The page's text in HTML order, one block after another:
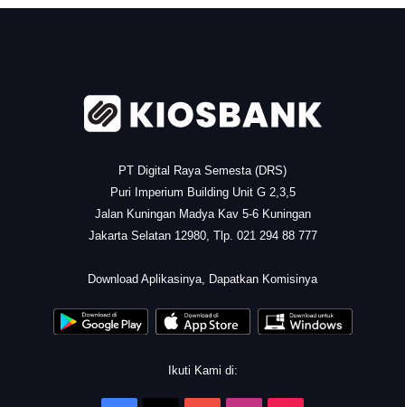
PT Digital Raya Semesta (DRS)
Puri Imperium Building Unit G 2,3,5
Jalan Kuningan Madya Kav 5-6 Kuningan
Jakarta Selatan 12980, Tlp. 021 294 88 777
Download Aplikasinya, Dapatkan Komisinya
Ikuti Kami di: